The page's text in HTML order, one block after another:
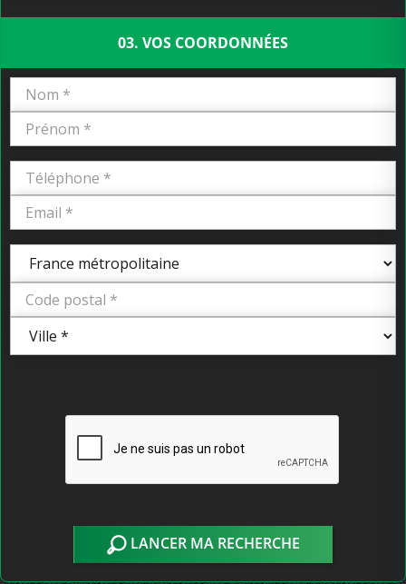
03. VOS COORDONNÉES
LANCER MA RECHERCHE